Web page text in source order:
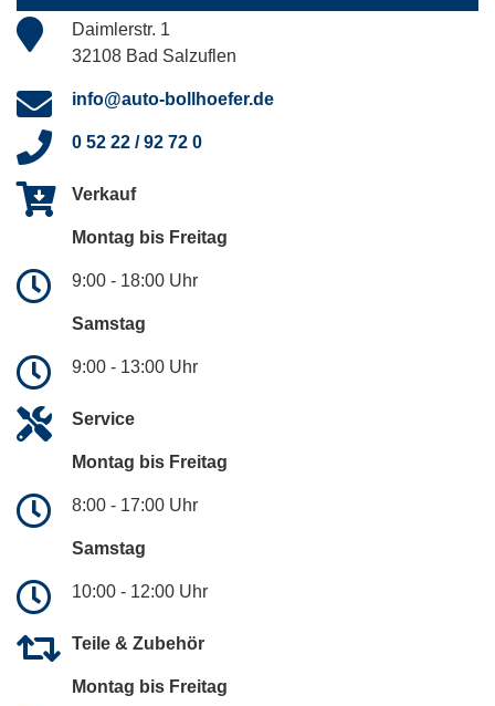
Daimlerstr. 1
32108 Bad Salzuflen
info@auto-bollhoefer.de
0 52 22 / 92 72 0
Verkauf
Montag bis Freitag
9:00 - 18:00 Uhr
Samstag
9:00 - 13:00 Uhr
Service
Montag bis Freitag
8:00 - 17:00 Uhr
Samstag
10:00 - 12:00 Uhr
Teile & Zubehör
Montag bis Freitag